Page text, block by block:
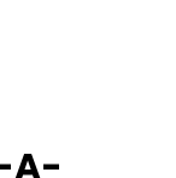
A-